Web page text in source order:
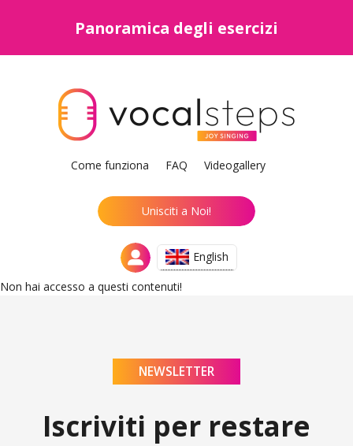
Panoramica degli esercizi
Come funziona FAQ Videogallery
Unisciti a Noi!
English
Non hai accesso a questi contenuti!
NEWSLETTER
Iscriviti per restare